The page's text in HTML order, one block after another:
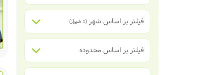
فیلتر بر اساس شهر (x شیراز)
فیلتر بر اساس محدوده